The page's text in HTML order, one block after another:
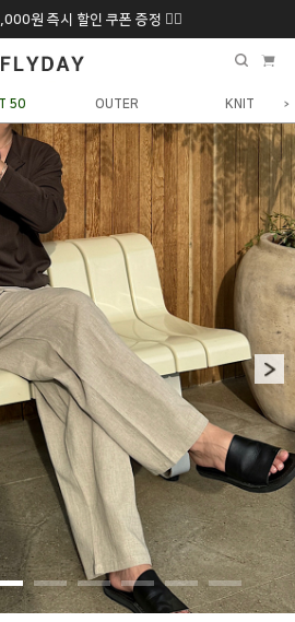
원 즉시 할인 쿠폰 증정 ❤️‍🔥
20% 9/6 화 ~ 9/12월
50 OUTER KNIT